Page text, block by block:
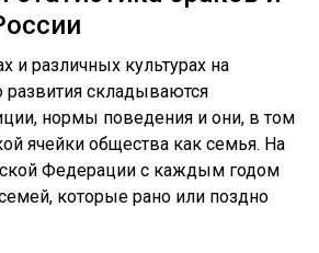
и различных культурах на
развития складываются
нормы поведения и они, в том
ячейки общества как семья. На
Федерации с каждым годом
которые рано или поздно